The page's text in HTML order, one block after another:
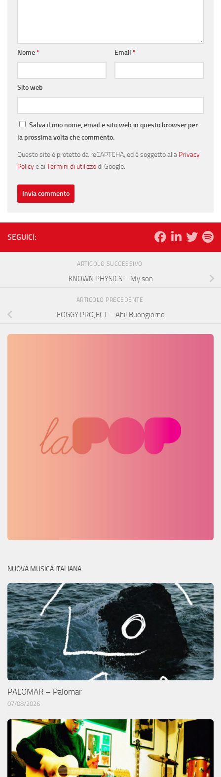
Nome* Email *
Sito web
Salva il mio nome, email e sito web in questo browser per
la prossima volta che commento.
Questo sito è protetto da reCAPTCHA, ed è soggetto alla Privacy
Policye ai Termini di utilizzodi Google.
SEGUICI:
ARTICOLO SUCCESSIVO
KNOWN PHYSICS – My son
ARTICOLO PRECEDENTE
FOGGY PROJECT – Ahi! Buongiorno
NUOVA MUSICA ITALIANA
PALOMAR – Palomar
07/08/2026